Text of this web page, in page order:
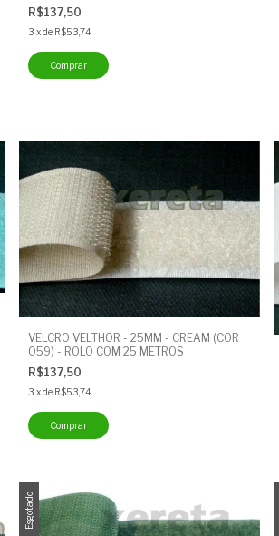
R$137,50
3 xde R$53,74
VELCRO VELTHOR - 25MM - CREAM (COR
059) - ROLO COM 25 METROS
R$137,50
3 xde R$53,74
Esgotado